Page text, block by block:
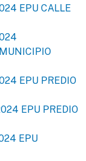
EPU CALLE
EPU PREDIO
EPU PREDIO
EPU